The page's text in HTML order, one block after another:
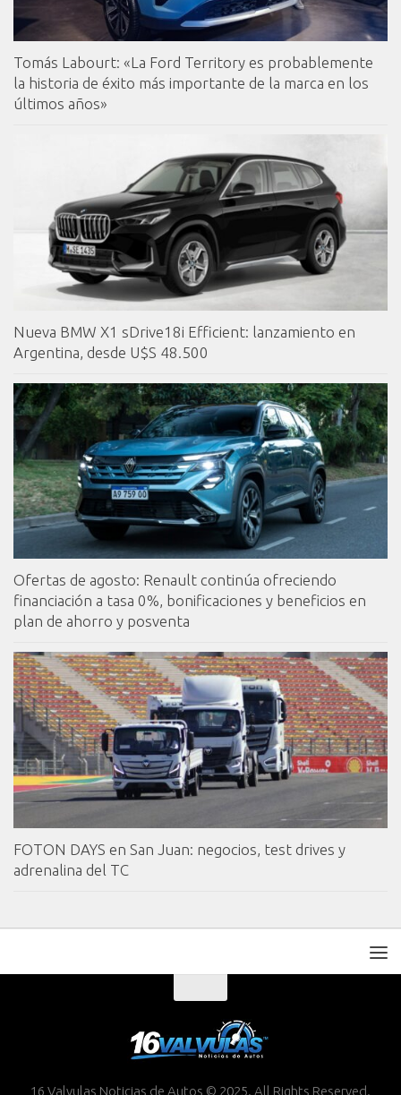
Tomás Labourt: «La Ford Territory es probablemente
la historia de éxito más importante de la marca en los
últimos años»
Nueva BMW X1 sDrive18i Efficient: lanzamiento en
Argentina, desde U$S 48.500
Ofertas de agosto: Renault continúa ofreciendo
financiación a tasa 0%, bonificaciones y beneficios en
plan de ahorro y posventa
FOTON DAYS en San Juan: negocios, test drives y
adrenalina del TC
16 Valvulas Noticias de Autos © 2025. All Rights Reserved.